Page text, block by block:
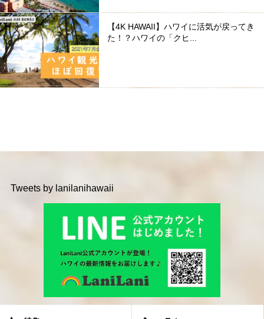
【4K HAWAII】ハワイに活気が戻ってき
た！？ハワイの「クヒ...
Tweets by lanilanihawaii